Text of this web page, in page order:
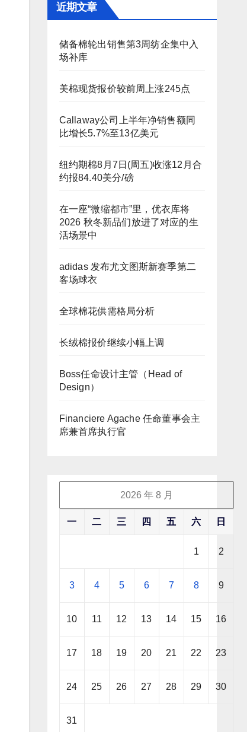
近期文章
储备棉轮出销售第3周纺企集中入
场补库
美棉现货报价较前周上涨245点
Callaway公司上半年净销售额同
比增长5.7%至13亿美元
纽约期棉8月7日(周五)收涨12月合
约报84.40美分/磅
在一座“微缩都市”里，优衣库将
2026 秋冬新品们放进了对应的生
活场景中
adidas 发布尤文图斯新赛季第二
客场球衣
全球棉花供需格局分析
长绒棉报价继续小幅上调
Boss任命设计主管（Head of
Design）
Financiere Agache 任命董事会主
席兼首席执行官
2026 年 8 月
一 二 三 四 五 六 日
1 2
3 4 5 6 7 8 9
10 11 12 13 14 15 16
17 18 19 20 21 22 23
24 25 26 27 28 29 30
31